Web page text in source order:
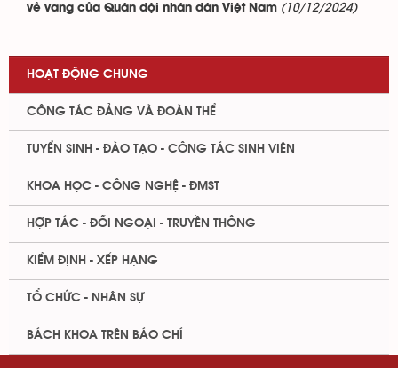
vẻ vang của Quân đội nhân dân Việt Nam (10/12/2024)
HOẠT ĐỘNG CHUNG
CÔNG TÁC ĐẢNG VÀ ĐOÀN THỂ
TUYỂN SINH - ĐÀO TẠO - CÔNG TÁC SINH VIÊN
KHOA HỌC - CÔNG NGHỆ - ĐMST
HỢP TÁC - ĐỐI NGOẠI - TRUYỀN THÔNG
KIỂM ĐỊNH - XẾP HẠNG
TỔ CHỨC - NHÂN SỰ
BÁCH KHOA TRÊN BÁO CHÍ